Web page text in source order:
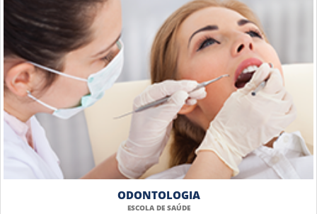
ODONTOLOGIA
ESCOLA DE SAÚDE